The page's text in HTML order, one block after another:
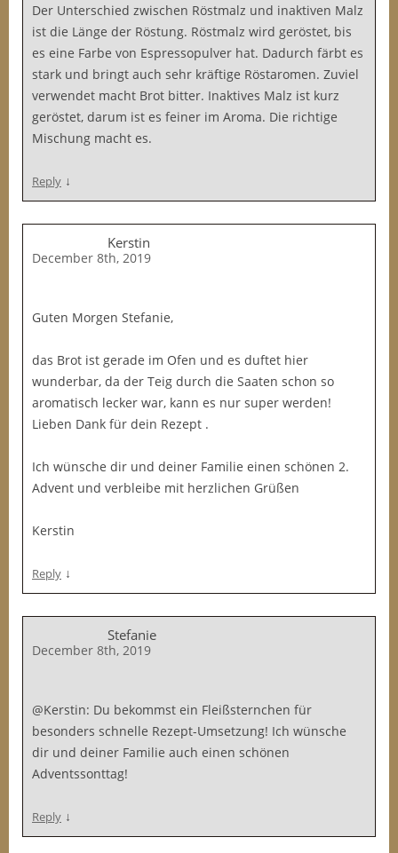
Der Unterschied zwischen Röstmalz und inaktiven Malz
ist die Länge der Röstung. Röstmalz wird geröstet, bis
es eine Farbe von Espressopulver hat. Dadurch färbt es
stark und bringt auch sehr kräftige Röstaromen. Zuviel
verwendet macht Brot bitter. Inaktives Malz ist kurz
geröstet, darum ist es feiner im Aroma. Die richtige
Mischung macht es.
Reply ↓
Kerstin
December 8th, 2019
Guten Morgen Stefanie,
das Brot ist gerade im Ofen und es duftet hier
wunderbar, da der Teig durch die Saaten schon so
aromatisch lecker war, kann es nur super werden!
Lieben Dank für dein Rezept .
Ich wünsche dir und deiner Familie einen schönen 2.
Advent und verbleibe mit herzlichen Grüßen
Kerstin
Reply ↓
Stefanie
December 8th, 2019
@Kerstin: Du bekommst ein Fleißsternchen für
besonders schnelle Rezept-Umsetzung! Ich wünsche
dir und deiner Familie auch einen schönen
Adventssonttag!
Reply ↓